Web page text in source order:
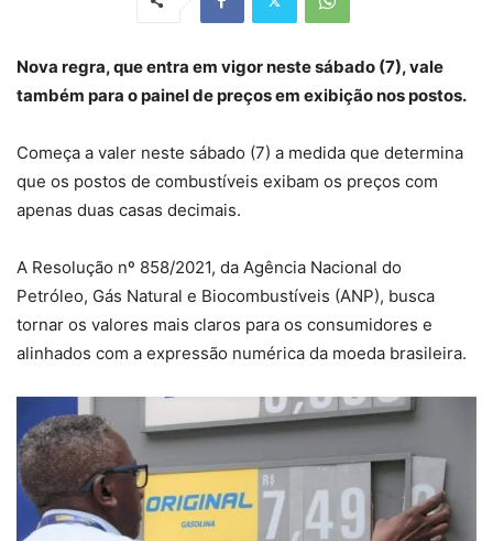
Nova regra, que entra em vigor neste sábado (7), vale
também para o painel de preços em exibição nos postos.
Começa a valer neste sábado (7) a medida que determina
que os postos de combustíveis exibam os preços com
apenas duas casas decimais.
A Resolução nº 858/2021, da Agência Nacional do
Petróleo, Gás Natural e Biocombustíveis (ANP), busca
tornar os valores mais claros para os consumidores e
alinhados com a expressão numérica da moeda brasileira.